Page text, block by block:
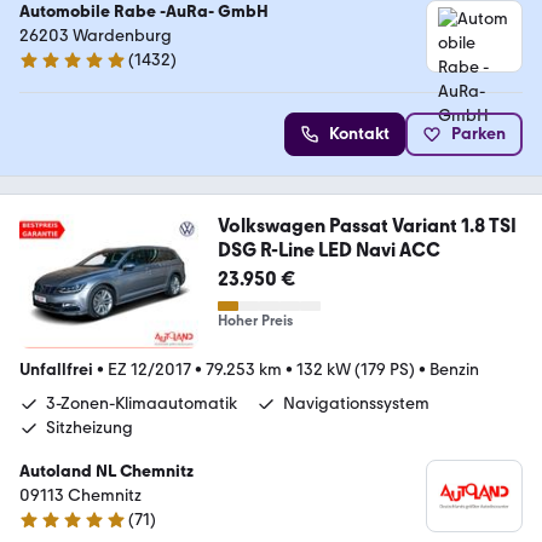
Automobile Rabe -AuRa- GmbH
26203 Wardenburg
4.9 Sterne
(1432)
Kontakt Parken
Volkswagen Passat Variant 1.8 TSI
DSG R-Line LED Navi ACC
23.950 €
Hoher Preis
Unfallfrei • EZ 12/2017• 79.253 km • 132 kW (179 PS) • Benzin
3-Zonen-Klimaautomatik
Navigationssystem
Sitzheizung
Autoland NL Chemnitz
09113 Chemnitz
4.8 Sterne
(71)